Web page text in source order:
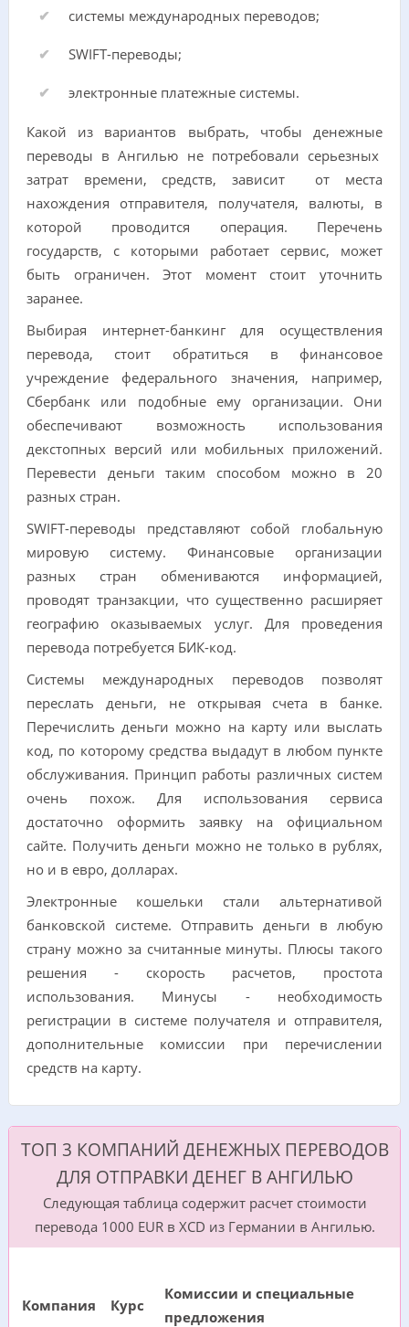
системы международных переводов;
SWIFT-переводы;
электронные платежные системы.
Какой из вариантов выбрать, чтобы денежные
переводы в Ангилью не потребовали серьезных
затрат времени, средств, зависит от места
нахождения отправителя, получателя, валюты, в
которой проводится операция. Перечень
государств, с которыми работает сервис, может
быть ограничен. Этот момент стоит уточнить
заранее.
Выбирая интернет-банкинг для осуществления
перевода, стоит обратиться в финансовое
учреждение федерального значения, например,
Сбербанк или подобные ему организации. Они
обеспечивают возможность использования
декстопных версий или мобильных приложений.
Перевести деньги таким способом можно в 20
разных стран.
SWIFT-переводы представляют собой глобальную
мировую систему. Финансовые организации
разных стран обмениваются информацией,
проводят транзакции, что существенно расширяет
географию оказываемых услуг. Для проведения
перевода потребуется БИК-код.
Системы международных переводов позволят
переслать деньги, не открывая счета в банке.
Перечислить деньги можно на карту или выслать
код, по которому средства выдадут в любом пункте
обслуживания. Принцип работы различных систем
очень похож. Для использования сервиса
достаточно оформить заявку на официальном
сайте. Получить деньги можно не только в рублях,
но и в евро, долларах.
Электронные кошельки стали альтернативой
банковской системе. Отправить деньги в любую
страну можно за считанные минуты. Плюсы такого
решения - скорость расчетов, простота
использования. Минусы - необходимость
регистрации в системе получателя и отправителя,
дополнительные комиссии при перечислении
средств на карту.
ТОП 3 КОМПАНИЙ ДЕНЕЖНЫХ ПЕРЕВОДОВ
ДЛЯ ОТПРАВКИ ДЕНЕГ В АНГИЛЬЮ
Следующая таблица содержит расчет стоимости
перевода 1000 EUR в XCD из Германии в Ангилью.
Компания Курс
Комиссии и специальные
предложения